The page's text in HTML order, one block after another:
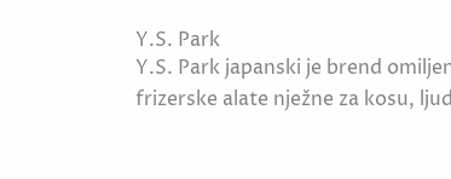
Y.S. Park
Y.S. Park japanski je brend
frizerske alate nježne za kosu,